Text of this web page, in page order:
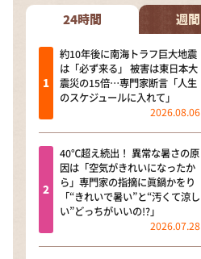
24時間 週間
約10年後に南海トラフ巨大地震
は「必ず来る」 被害は東日本大
震災の15倍…専門家断言「人生
のスケジュールに入れて」
2026.08.06
40℃超え続出！ 異常な暑さの原
因は「空気がきれいになったか
ら」専門家の指摘に眞鍋かをり
「“きれいで暑い”と“汚くて涼し
い”どっちがいいの!?」
2026.07.28